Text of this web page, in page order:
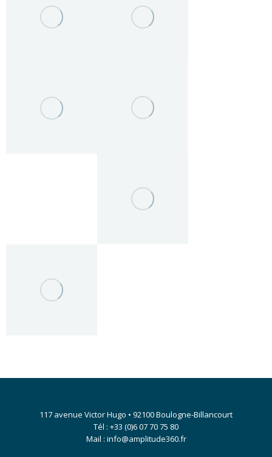
117 avenue Victor Hugo • 92100 Boulogne-Billancourt
Tél : +33 (0)6 07 70 75 80
Mail : info@amplitude360.fr